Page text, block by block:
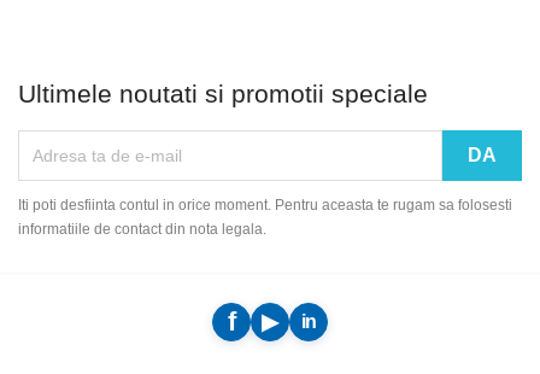
Ultimele noutati si promotii speciale
Iti poti desfiinta contul in orice moment. Pentru aceasta te rugam sa folosesti
informatiile de contact din nota legala.